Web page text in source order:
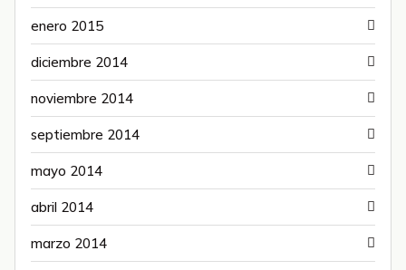
enero 2015
diciembre 2014
noviembre 2014
septiembre 2014
mayo 2014
abril 2014
marzo 2014